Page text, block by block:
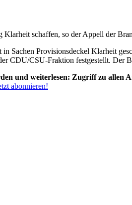
Klarheit schaffen, so der Appell der
in Sachen Provisionsdeckel Klarheit
CDU/CSU-Fraktion festgestellt. Der
und weiterlesen: Zugriff zu allen
abonnieren!